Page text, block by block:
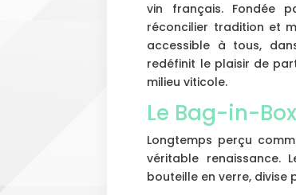
vin français. Fondée
réconcilier tradition et
accessible à tous,
redéfinit le plaisir de
milieu viticole.
Le Bag-in-
Longtemps perçu
véritable renaissance.
bouteille en verre, divise